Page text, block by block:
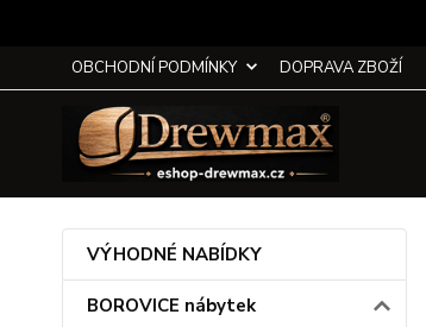
OBCHODNÍ PODMÍNKY DOPRAVA ZBOŽÍ
VÝHODNÉ NABÍDKY
BOROVICE nábytek